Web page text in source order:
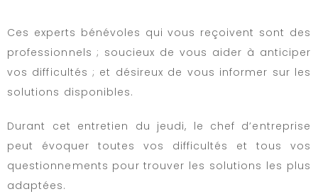
Ces experts bénévoles qui vous reçoivent sont des
professionnels ; soucieux de vous aider à anticiper
vos difficultés ; et désireux de vous informer sur les
solutions disponibles.
Durant cet entretien du jeudi, le chef d’entreprise
peut évoquer toutes vos difficultés et tous vos
questionnements pour trouver les solutions les plus
adaptées.